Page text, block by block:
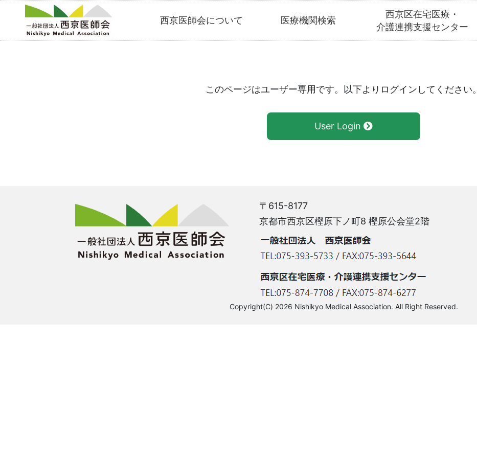
content
西京医師会について 医療機関検索
西京区在宅医療・
介護連携支援センター
このページはユーザー専用です。以下よりログインしてください。
User Login
〒615-8177
京都市西京区樫原下ノ町8 樫原公会堂2階
Copyright(C) 2026 Nishikyo Medical Association. All Right Reserved.